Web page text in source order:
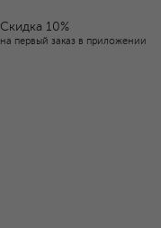
Скидка 10%
на первый заказ в приложении